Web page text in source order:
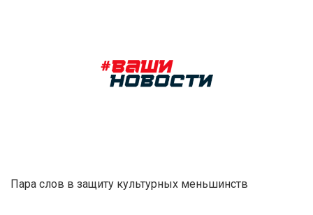
Пара слов в защиту культурных меньшинств